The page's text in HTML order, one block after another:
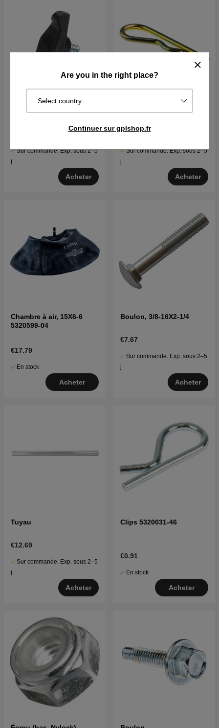
Are you in the right place?
Select country
Continuer sur gplshop.fr
Écrou à oreilles
Sur commande. Exp. sous 2–5
j
Acheter
Printemps
€1.92
Sur commande. Exp. sous 2–5
j
Acheter
Chambre à air, 15X6-6
5320599-04
€17.79
En stock
Acheter
Boulon, 3/8-16X2-1/4
€7.67
Sur commande. Exp. sous 2–5
j
Acheter
Tuyau
€12.69
Sur commande. Exp. sous 2–5
j
Acheter
Clips 5320031-46
€0.91
En stock
Acheter